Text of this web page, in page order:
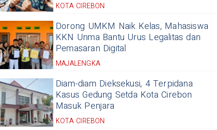
KOTA CIREBON
Dorong UMKM Naik Kelas, Mahasiswa
KKN Unma Bantu Urus Legalitas dan
Pemasaran Digital
MAJALENGKA
Diam-diam Dieksekusi, 4 Terpidana
Kasus Gedung Setda Kota Cirebon
Masuk Penjara
KOTA CIREBON